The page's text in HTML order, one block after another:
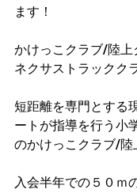
ます！
かけっこクラブ/陸上
ネクサストラックク
短距離を専門とする
ートが指導を行う小
のかけっこクラブ/陸
入会半年での５０ｍ